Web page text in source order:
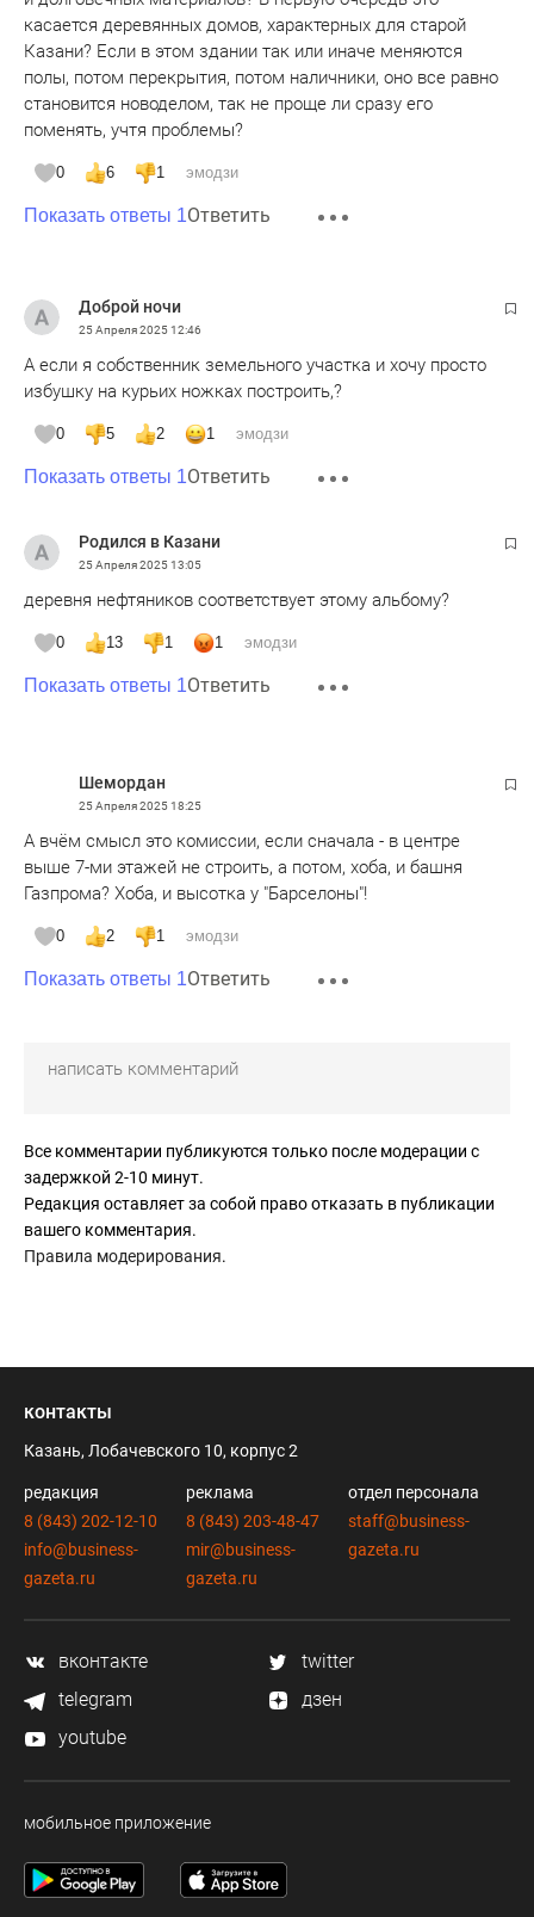
касается деревянных домов, характерных для старой
Казани? Если в этом здании так или иначе меняются
полы, потом перекрытия, потом наличники, оно все равно
становится новоделом, так не проще ли сразу его
поменять, учтя проблемы?
0 6 1 эмодзи
Показать ответы 1Ответить
Доброй ночи
25 Апреля 202512:46
А если я собственник земельного участка и хочу просто
избушку на курьих ножках построить,?
0 5 2 1 эмодзи
Показать ответы 1Ответить
Родился в Казани
25 Апреля 202513:05
деревня нефтяников соответствует этому альбому?
0 13 1 1 эмодзи
Показать ответы 1Ответить
Шемордан
25 Апреля 202518:25
А вчём смысл это комиссии, если сначала - в центре
выше 7-ми этажей не строить, а потом, хоба, и башня
Газпрома? Хоба, и высотка у "Барселоны"!
0 2 1 эмодзи
Показать ответы 1Ответить
Все комментарии публикуются только после модерации с
задержкой 2-10 минут.
Редакция оставляет за собой право отказать в публикации
вашего комментария.
Правила модерирования.
контакты
Казань, Лобачевского 10, корпус 2
редакция
8 (843) 202-12-10
info@business-
gazeta.ru
реклама
8 (843) 203-48-47
mir@business-
gazeta.ru
отдел персонала
staff@business-
gazeta.ru
вконтакте
twitter
telegram
дзен
youtube
мобильное приложение